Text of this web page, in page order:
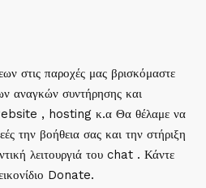
στις παροχές μας βρισκόμαστε
αναγκών συντήρησης και
website , hosting κ.α Θα θέλαμε να
την βοήθεια σας και την στήριξη
λειτουργιά του chat . Κάντε
Donate.